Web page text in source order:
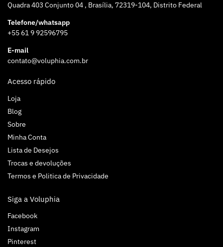
Quadra 403 Conjunto 04 , Brasília, 72319-104, Distrito Federal
Telefone/whatsapp
+55 61 9 92596795
E-mail
contato@voluphia.com.br
Acesso rápido
Loja
Blog
Sobre
Minha Conta
Lista de Desejos
Trocas e devoluções
Termos e Politica de Privacidade
Siga a Voluphia
Facebook
Instagram
Pinterest